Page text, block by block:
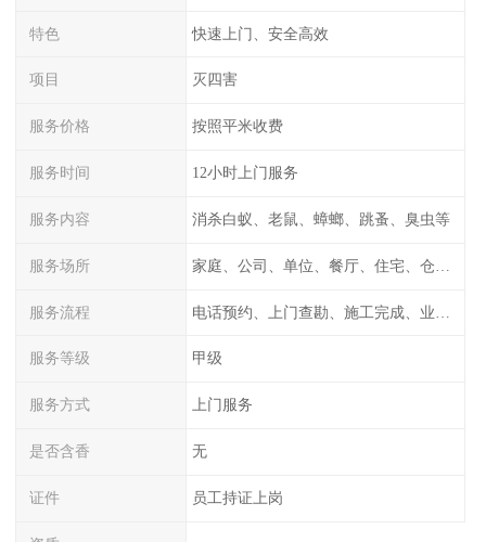
特色 快速上门、安全高效
项目 灭四害
服务价格 按照平米收费
服务时间 12小时上门服务
服务内容 消杀白蚁、老鼠、蟑螂、跳蚤、臭虫等
服务场所
服务流程
服务等级 甲级
服务方式 上门服务
是否含香 无
证件 员工持证上岗